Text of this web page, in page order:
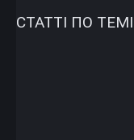
СТАТТІ ПО ТЕМІ